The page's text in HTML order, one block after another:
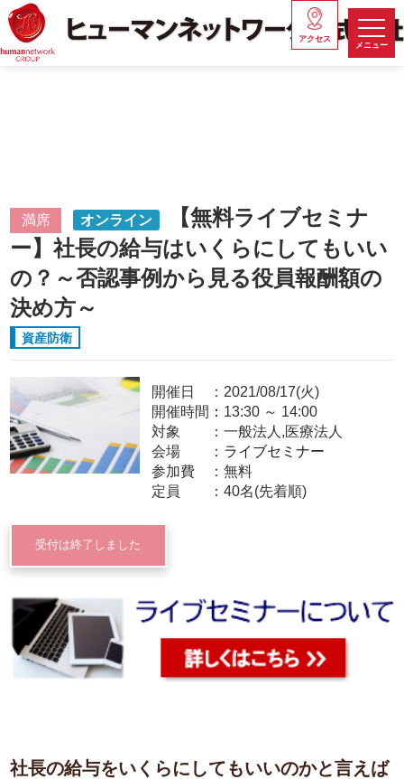
メニュー
アクセス
満席 オンライン
【無料ライブセミナ
ー】社長の給与はいくらにしてもいい
の？～否認事例から見る役員報酬額の
決め方～
資産防衛
開催日
2021/08/17(火)
開催時間： 13:30～ 14:00
対象
一般法人,医療法人
会場
ライブセミナー
参加費
無料
定員
40名(先着順)
受付は終了しました
社長の給与をいくらにしてもいいのかと言えば